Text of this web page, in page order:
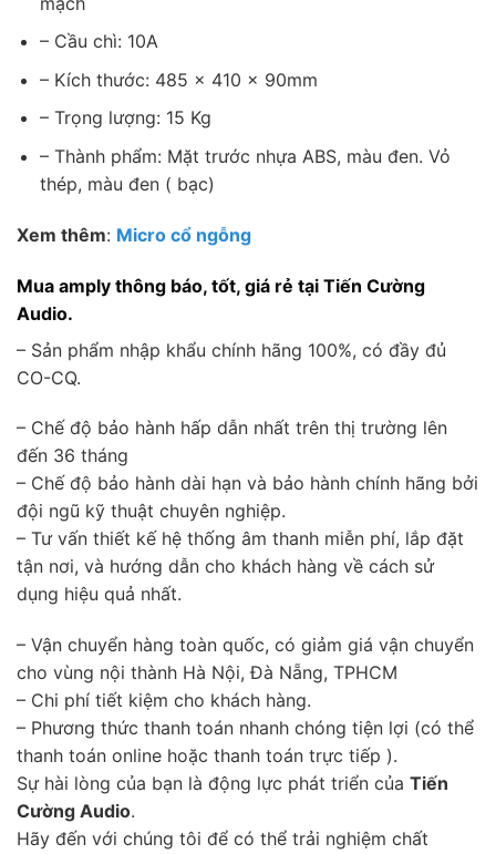
– Cầu chì: 10A
– Kích thước: 485 × 410 × 90mm
– Trọng lượng: 15 Kg
– Thành phẩm: Mặt trước nhựa ABS, màu đen. Vỏ
thép, màu đen ( bạc)
Xem thêm: Micro cổ ngỗng
Mua amply thông báo, tốt, giá rẻ tại Tiến Cường
Audio.
– Sản phẩm nhập khẩu chính hãng 100%, có đầy đủ
CO-CQ.
– Chế độ bảo hành hấp dẫn nhất trên thị trường lên
đến 36 tháng
– Chế độ bảo hành dài hạn và bảo hành chính hãng bởi
đội ngũ kỹ thuật chuyên nghiệp.
– Tư vấn thiết kế hệ thống âm thanh miễn phí, lắp đặt
tận nơi, và hướng dẫn cho khách hàng về cách sử
dụng hiệu quả nhất.
– Vận chuyển hàng toàn quốc, có giảm giá vận chuyển
cho vùng nội thành Hà Nội, Đà Nẵng, TPHCM
– Chi phí tiết kiệm cho khách hàng.
– Phương thức thanh toán nhanh chóng tiện lợi (có thể
thanh toán online hoặc thanh toán trực tiếp ).
Sự hài lòng của bạn là động lực phát triển của Tiến
Cường Audio.
Hãy đến với chúng tôi để có thể trải nghiệm chất